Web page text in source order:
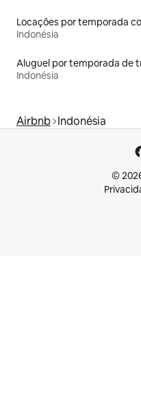
Indonésia
Indonésia
Airbnb Indonésia
©